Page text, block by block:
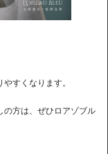
すくなります。
の方は、ぜひロアゾブル